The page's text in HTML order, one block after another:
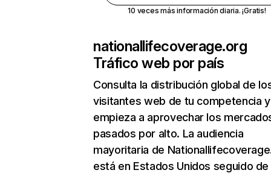
10 veces más información diaria. ¡Gratis!
nationallifecoverage.org
Tráfico web por país
Consulta la distribución global de
visitantes web de tu competencia y
empieza a aprovechar los
pasados por alto. La audiencia
mayoritaria de
está en Estados Unidos seguido de